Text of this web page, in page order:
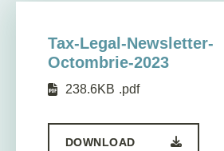
Tax-Legal-Newsletter-
Octombrie-2023
238.6KB .pdf
DOWNLOAD